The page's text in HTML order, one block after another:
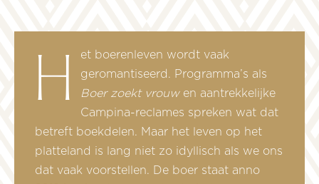
Het boerenleven wordt vaak
geromantiseerd. Programma’s als
Boer zoekt vrouwen aantrekkelijke
Campina-reclames spreken wat dat
betreft boekdelen. Maar het leven op het
platteland is lang niet zo idyllisch als we ons
dat vaak voorstellen. De boer staat anno